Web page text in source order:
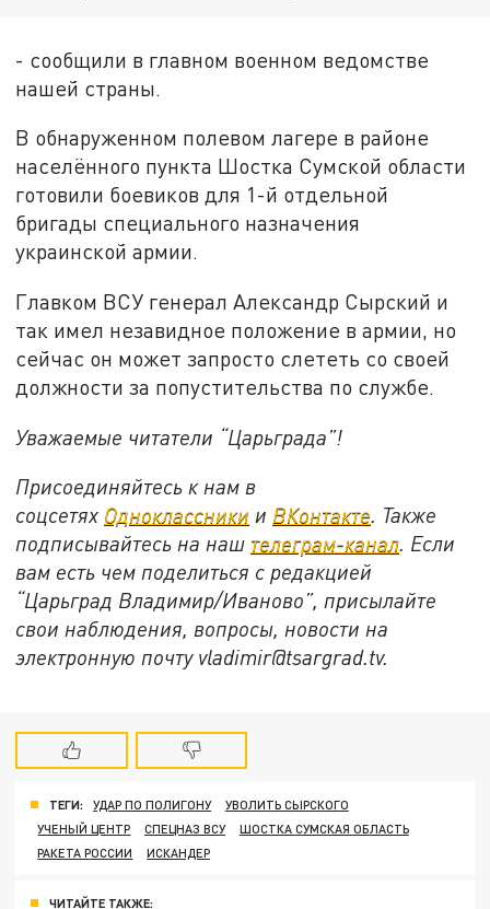
- сообщили в главном военном ведомстве
нашей страны.
В обнаруженном полевом лагере в районе
населённого пункта Шостка Сумской области
готовили боевиков для 1-й отдельной
бригады специального назначения
украинской армии.
Главком ВСУ генерал Александр Сырский и
так имел незавидное положение в армии, но
сейчас он может запросто слететь со своей
должности за попустительства по службе.
Уважаемые читатели “Царьграда”!
Присоединяйтесь к нам в
соцсетях Одноклассники и ВКонтакте. Также
подписывайтесь на наш телеграм-канал. Если
вам есть чем поделиться с редакцией
“Царьград Владимир/Иваново”, присылайте
свои наблюдения, вопросы, новости на
электронную почту vladimir@tsargrad.tv.
ТЕГИ: УДАР ПО ПОЛИГОНУ
УВОЛИТЬ СЫРСКОГО
УЧЕНЫЙ ЦЕНТР
СПЕЦНАЗ ВСУ
ШОСТКА СУМСКАЯ ОБЛАСТЬ
РАКЕТА РОССИИ
ИСКАНДЕР
ЧИТАЙТЕ ТАКЖЕ: